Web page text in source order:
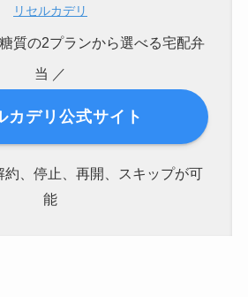
リセルカデリ
質の2プランから選べる宅配弁
当 ／
カデリ公式サイト
約、停止、再開、スキップが可
能